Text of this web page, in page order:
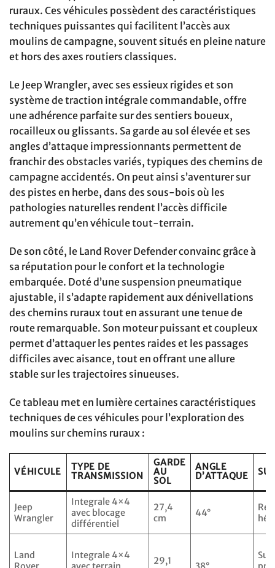
ruraux. Ces véhicules possèdent des caractéristiques
techniques puissantes qui facilitent l’accès aux
moulins de campagne, souvent situés en pleine nature
et hors des axes routiers classiques.
Le Jeep Wrangler, avec ses essieux rigides et son
système de traction intégrale commandable, offre
une adhérence parfaite sur des sentiers boueux,
rocailleux ou glissants. Sa garde au sol élevée et ses
angles d’attaque impressionnants permettent de
franchir des obstacles variés, typiques des chemins de
campagne accidentés. On peut ainsi s’aventurer sur
des pistes en herbe, dans des sous-bois où les
pathologies naturelles rendent l’accès difficile
autrement qu’en véhicule tout-terrain.
De son côté, le Land Rover Defender convainc grâce à
sa réputation pour le confort et la technologie
embarquée. Doté d’une suspension pneumatique
ajustable, il s’adapte rapidement aux dénivellations
des chemins ruraux tout en assurant une tenue de
route remarquable. Son moteur puissant et coupleux
permet d’attaquer les pentes raides et les passages
difficiles avec aisance, tout en offrant une allure
stable sur les trajectoires sinueuses.
Ce tableau met en lumière certaines caractéristiques
techniques de ces véhicules pour l’exploration des
moulins sur chemins ruraux :
VÉHICULE
TYPE DE
TRANSMISSION
GARDE
AU
SOL
ANGLE
D’ATTAQUE
Jeep
Wrangler
Integrale 4×4
avec blocage
différentiel
27,4
cm
44°
Land
Integrale 4×4
29,1